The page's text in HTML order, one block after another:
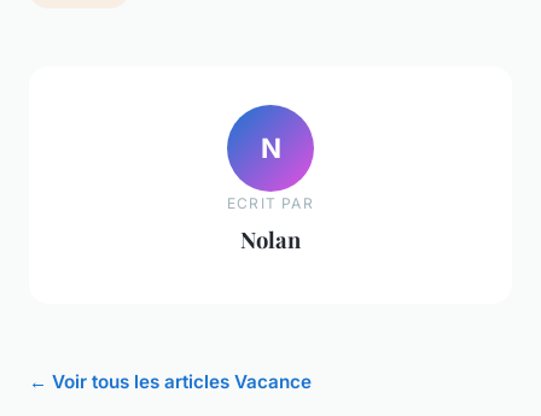
N
ECRIT PAR
Nolan
← Voir tous les articles Vacance